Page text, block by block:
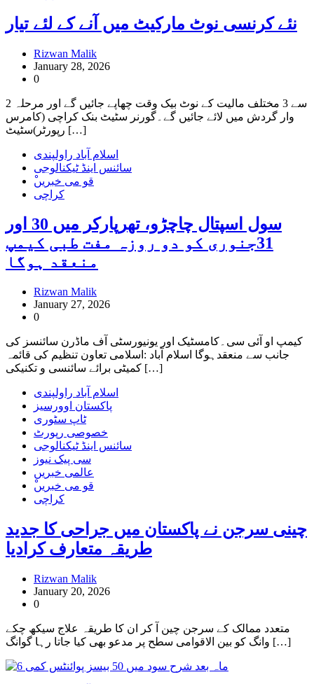
نئے کرنسی نوٹ مارکیٹ میں آنے کے لئے تیار
Rizwan Malik
January 28, 2026
0
2 سے 3 مختلف مالیت کے نوٹ بیک وقت چھاپے جائیں گے اور مرحلہ
وار گردش میں لائے جائیں گے۔گورنر سٹیٹ بنک کراچی (کامرس
رپورٹر)سٹیٹ […]
اسلام آباد راولپندی
سائنس اینڈ ٹیکنالوجی
ْقو می خبریں
کراچی
سول اسپتال چاچڑو، تھرپارکر میں 30 اور
31جنوری کو دو روزہ مفت طبی کیمپ
منعقد ہوگا
Rizwan Malik
January 27, 2026
0
کیمپ او آئی سی۔کامسٹیک اور یونیورسٹی آف ماڈرن سائنسز کی
جانب سے منعقدہوگا اسلام آباد :اسلامی تعاون تنظیم کی قائمہ
کمیٹی برائے سائنسی و تکنیکی […]
اسلام آباد راولپندی
پاکستان اوورسیز
ٹاپ سٹوری
خصوصی رپورٹ
سائنس اینڈ ٹیکنالوجی
سی پیک نیوز
عالمی خبریں
ْقو می خبریں
کراچی
چینی سرجن نے پاکستان میں جراحی کا جدید
طریقہ متعارف کرادیا
Rizwan Malik
January 20, 2026
0
متعدد ممالک کے سرجن چین آ کر ان کا طریقہ علاج سیکھ چکے
وانگ کو بین الاقوامی سطح پر مدعو بھی کیا جاتا رہا گوانگ […]